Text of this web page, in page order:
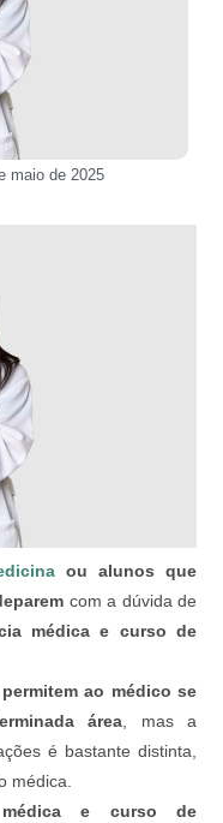
maio de 2025
ou alunos que
com a dúvida de
médica e curso de
ao médico se
área, mas a
é bastante distinta,
médica.
médica e curso de